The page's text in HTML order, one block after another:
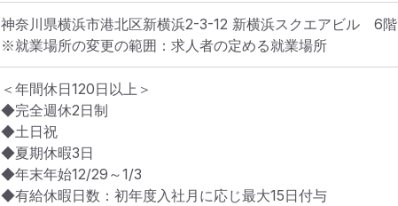
神奈川県横浜市港北区新横浜2-3-12 新横浜スクエアビル　6階
※就業場所の変更の範囲：求人者の定める就業場所
＜年間休日120日以上＞
◆完全週休2日制
◆土日祝
◆夏期休暇3日
◆年末年始12/29～1/3
◆有給休暇日数：初年度入社月に応じ最大15日付与